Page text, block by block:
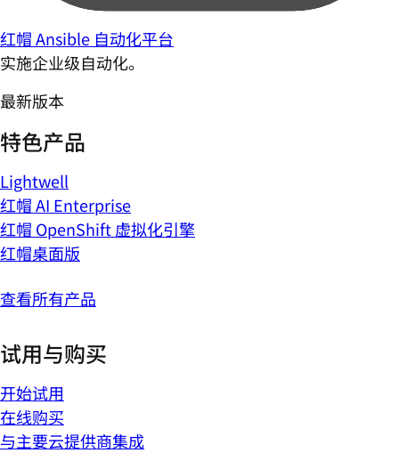
红帽 Ansible 自动化平台
实施企业级自动化。
最新版本
特色产品
Lightwell
红帽 AI Enterprise
红帽 OpenShift 虚拟化引擎
红帽桌面版
查看所有产品
试用与购买
开始试用
在线购买
与主要云提供商集成